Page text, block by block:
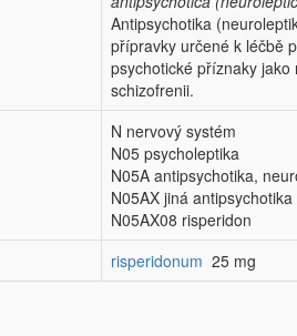
Antipsychotika
přípravky určené k léčbě
psychotické příznaky jako
schizofrenii.
N nervový systém
N05 psycholeptika
N05A antipsychotika,
N05AX jiná antipsychotika
N05AX08 risperidon
risperidonum 25 mg